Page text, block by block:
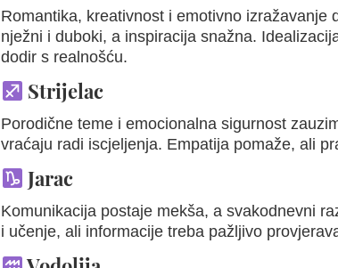
Romantika, kreativnost i emotivno izražavanje
nježni i duboki, a inspiracija snažna.
dodir s realnošću.
Strijelac
Porodične teme i emocionalna sigurnost
vraćaju radi iscjeljenja. Empatija pomaže, ali
Jarac
Komunikacija postaje mekša, a svakodnevni
i učenje, ali informacije treba pažljivo